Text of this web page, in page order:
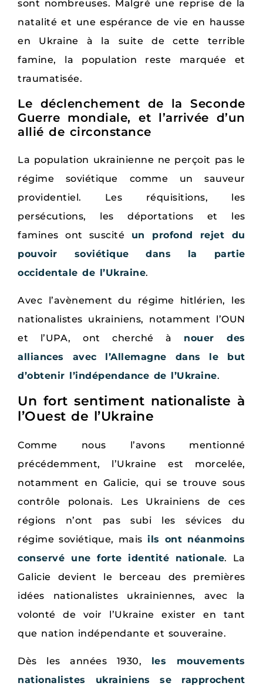
sont nombreuses. Malgré une reprise de la
natalité et une espérance de vie en hausse
en Ukraine à la suite de cette terrible
famine, la population reste marquée et
traumatisée.
Le déclenchement de la Seconde
Guerre mondiale, et l’arrivée d’un
allié de circonstance
La population ukrainienne ne perçoit pas le
régime soviétique comme un sauveur
providentiel. Les réquisitions, les
persécutions, les déportations et les
famines ont suscité un profond rejet du
pouvoir soviétique dans la partie
occidentale de l’Ukraine.
Avec l’avènement du régime hitlérien, les
nationalistes ukrainiens, notamment l’OUN
et l’UPA, ont cherché à nouer des
alliances avec l’Allemagne dans le but
d’obtenir l’indépendance de l’Ukraine.
Un fort sentiment nationaliste à
l’Ouest de l’Ukraine
Comme nous l’avons mentionné
précédemment, l’Ukraine est morcelée,
notamment en Galicie, qui se trouve sous
contrôle polonais. Les Ukrainiens de ces
régions n’ont pas subi les sévices du
régime soviétique, mais ils ont néanmoins
conservé une forte identité nationale. La
Galicie devient le berceau des premières
idées nationalistes ukrainiennes, avec la
volonté de voir l’Ukraine exister en tant
que nation indépendante et souveraine.
Dès les années 1930, les mouvements
nationalistes ukrainiens se rapprochent